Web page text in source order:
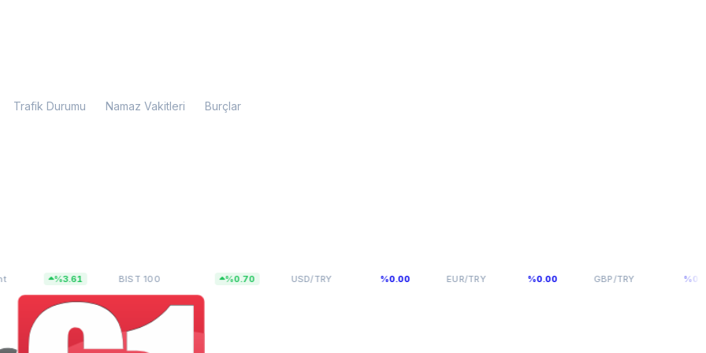
Trafik Durumu Namaz Vakitleri Burçlar
BIST 10013.798,82 USD/TRY47,5927 EUR/TRY 54,976 GBP/TRY64,0893